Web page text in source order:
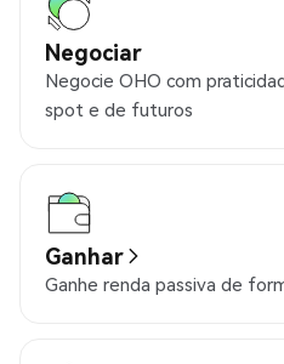
Negociar
Negocie OHO com
spot e de futuros
Ganhar
Ganhe renda passiva de